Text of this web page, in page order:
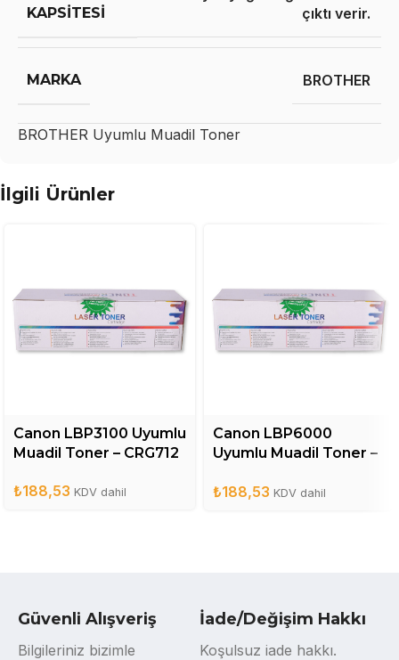
KAPSITESI
çıktı verir.
MARKA BROTHER
BROTHER Uyumlu Muadil Toner
İlgili Ürünler
Canon LBP3100 Uyumlu
Muadil Toner – CRG712
₺188,53 KDV dahil
Canon LBP6000
Uyumlu Muadil Toner –
₺188,53 KDV dahil
Güvenli Alışveriş
Bilgileriniz bizimle
İade/Değişim Hakkı
Koşulsuz iade hakkı.